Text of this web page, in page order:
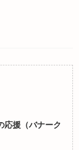
応援（バナーク